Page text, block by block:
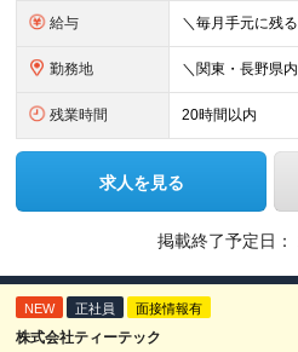
給与
勤務地
残業時間 20時間以内
求人を見る
掲載終了予定日：
NEW 正社員 面接情報有
株式会社ティーテック